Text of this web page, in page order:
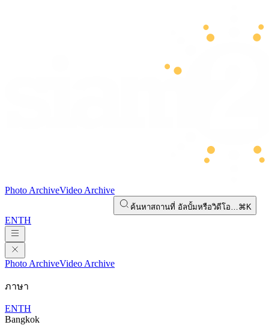
Photo ArchiveVideo Archive
ค้นหาสถานที่ อัลบั้มหรือวิดีโอ…⌘K
ENTH
Photo ArchiveVideo Archive
ภาษา
ENTH
Bangkok